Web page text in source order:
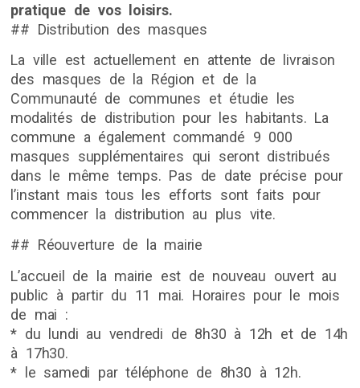
pratique de vos loisirs.
## Distribution des masques
La ville est actuellement en attente de livraison
des masques de la Région et de la
Communauté de communes et étudie les
modalités de distribution pour les habitants. La
commune a également commandé 9 000
masques supplémentaires qui seront distribués
dans le même temps. Pas de date précise pour
l’instant mais tous les efforts sont faits pour
commencer la distribution au plus vite.
## Réouverture de la mairie
L’accueil de la mairie est de nouveau ouvert au
public à partir du 11 mai. Horaires pour le mois
de mai :
* du lundi au vendredi de 8h30 à 12h et de 14h
à 17h30.
* le samedi par téléphone de 8h30 à 12h.